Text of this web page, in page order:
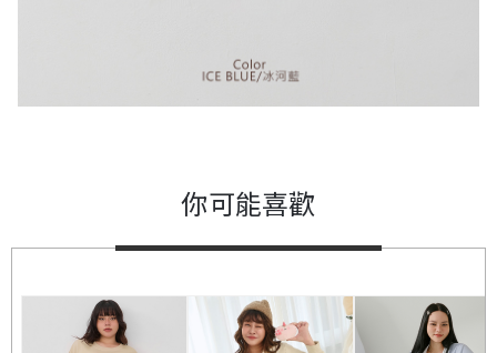
你可能喜歡